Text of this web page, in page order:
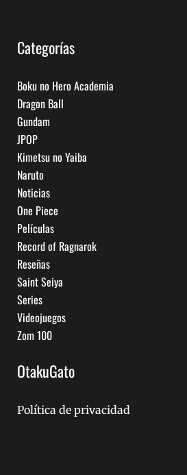
Categorías
Boku no Hero Academia
Dragon Ball
Gundam
JPOP
Kimetsu no Yaiba
Naruto
Noticias
One Piece
Películas
Record of Ragnarok
Reseñas
Saint Seiya
Series
Videojuegos
Zom 100
OtakuGato
Política de privacidad